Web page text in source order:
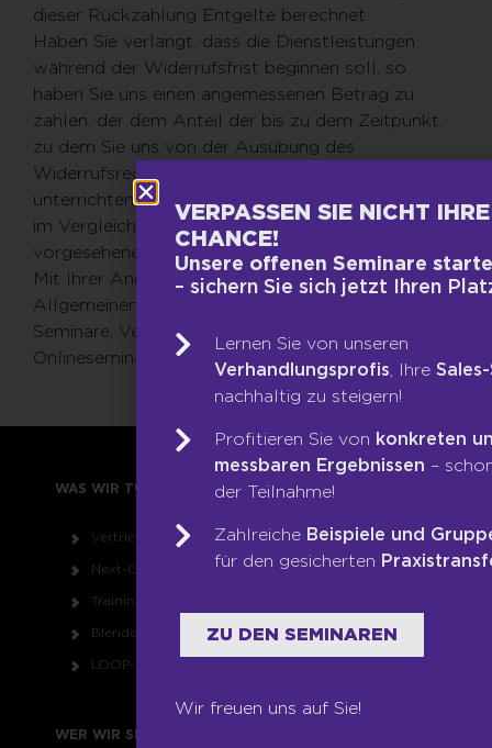
dieser Rückzahlung Entgelte berechnet.
Haben Sie verlangt, dass die Dienstleistungen
während der Widerrufsfrist beginnen soll, so
haben Sie uns einen angemessenen Betrag zu
zahlen, der dem Anteil der bis zu dem Zeitpunkt,
zu dem Sie uns von der Ausübung des
Widerrufsrechts hinsichtlich dieses Vertrags
unterrichten, bereits erbrachten Dienstleistungen
im Vergleich zum Gesamtumfang der im Vertrag
vorgesehenen Dienstleistungen entspricht.
Mit Ihrer Anmeldung bestätigen Sie unsere
Allgemeinen Geschäftsbedingungen für offene
Seminare, Veranstaltungen, Vorträge und
Onlineseminare.
WAS WIR TUN
Vertriebs-DNA-Gutachten®
Next-Generation-Sales-Workshop
Training & Coaching
Blended Learning
LOOP-Prozess®
WER WIR SIND
VERPASSEN SIE NICHT IHRE
CHANCE!
Unsere offenen Seminare
– sichern Sie sich jetzt Ihren
Lernen Sie von unseren
Verhandlungsprofis, Ihre
nachhaltig zu steigern!
Profitieren Sie von konkreten
messbaren Ergebnissen –
der Teilnahme!
Zahlreiche Beispiele und
für den gesicherten
ZU DEN SEMINAREN
Wir freuen uns auf Sie!